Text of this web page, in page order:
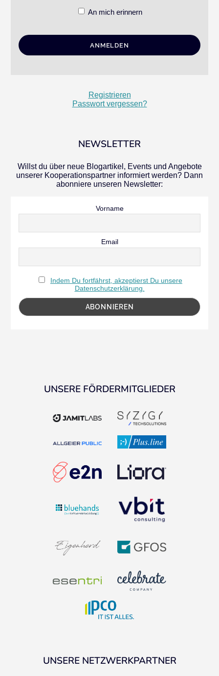
An mich erinnern
Registrieren
Passwort vergessen?
NEWSLETTER
Willst du über neue Blogartikel, Events und Angebote
unserer Kooperationspartner informiert werden? Dann
abonniere unseren Newsletter:
Vorname
Email
Indem Du fortfährst, akzeptierst Du unsere
Datenschutzerklärung.
UNSERE FÖRDERMITGLIEDER
UNSERE NETZWERKPARTNER